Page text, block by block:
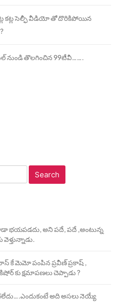
నోట్ల కట్ల సెల్ఫీ వీడియో తో దొరికిపోయిన
నుండి తొలగించిన 99టీవీ…….
భయపడదు, అని పదే, పదే ,అంటున్న
కే మెమో పంపిన ప్రవీణ్ ప్రకాష్ ,
కు క్షమాపణలు చెప్పాడు ?
అది అసలు నెయ్యే